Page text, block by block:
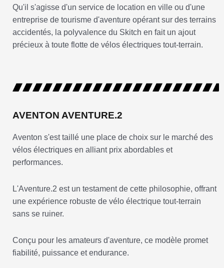
Qu'il s'agisse d'un service de location en ville ou d'une
entreprise de tourisme d'aventure opérant sur des terrains
accidentés, la polyvalence du Skitch en fait un ajout
précieux à toute flotte de vélos électriques tout-terrain.
AVENTON AVENTURE.2
Aventon s'est taillé une place de choix sur le marché des
vélos électriques en alliant prix abordables et
performances.
L'Aventure.2 est un testament de cette philosophie, offrant
une expérience robuste de vélo électrique tout-terrain
sans se ruiner.
Conçu pour les amateurs d'aventure, ce modèle promet
fiabilité, puissance et endurance.